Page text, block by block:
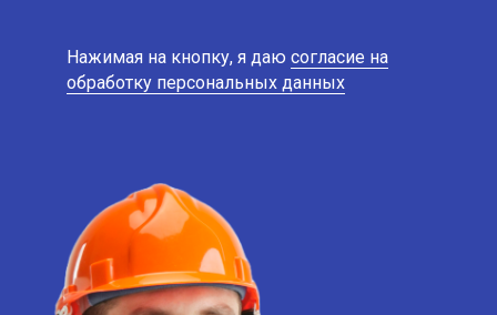
Нажимая на кнопку, я даю согласие на
обработку персональных данных